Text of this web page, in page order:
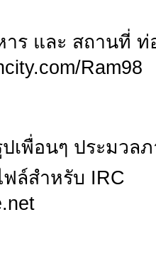
ร และ สถานที่ ท่
Ram98
เพื่อนๆ ประมวล
ล์สำหรับ IRC